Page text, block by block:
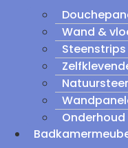
Wand &
Steenstrips
Onderhoud